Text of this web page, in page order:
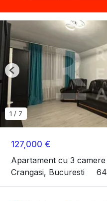
127,000 €
Apartament cu 3
Crangasi, Bucuresti
1 / 7
Previous